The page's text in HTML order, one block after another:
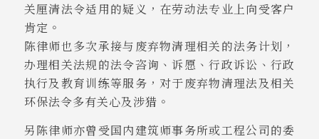
关厘清法令适用的疑义，在劳动法专业上向受客户
肯定。
陈律师也多次承接与废弃物清理相关的法务计划，
办理相关法规的法令咨询、诉愿、行政诉讼、行政
执行及教育训练等服务，对于废弃物清理法及相关
环保法令多有关心及涉猎。
另陈律师亦曾受国内建筑师事务所或工程公司的委